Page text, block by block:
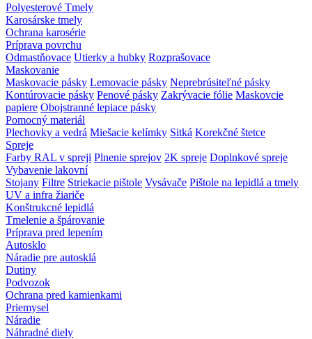
Polyesterové Tmely
Karosárske tmely
Ochrana karosérie
Príprava povrchu
Odmastňovace Utierky a hubky Rozprašovace
Maskovanie
Maskovacie pásky Lemovacie pásky Neprebrúsiteľné pásky
Kontúrovacie pásky Penové pásky Zakrývacie fólie Maskovcie
papiere Obojstranné lepiace pásky
Pomocný materiál
Plechovky a vedrá Miešacie kelímky Sitká Korekčné štetce
Spreje
Farby RAL v spreji Plnenie sprejov 2K spreje Doplnkové spreje
Vybavenie lakovní
Stojany Filtre Striekacie pištole Vysávače Pištole na lepidlá a tmely
UV a infra žiariče
Konštrukcné lepidlá
Tmelenie a špárovanie
Príprava pred lepením
Autosklo
Náradie pre autosklá
Dutiny
Podvozok
Ochrana pred kamienkami
Priemysel
Náradie
Náhradné diely